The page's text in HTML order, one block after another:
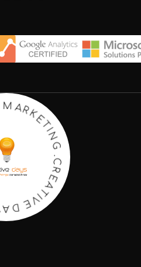
C
R
E
A
T
I
V
E
D
A
Y
S
AR KETI
N
G
.